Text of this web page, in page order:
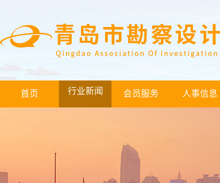
首页 行业新闻 会员服务 人事信息